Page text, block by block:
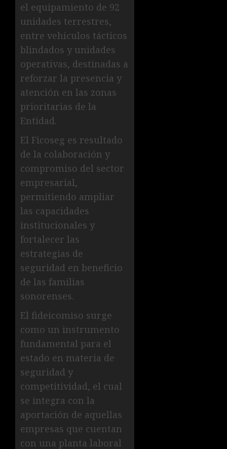
el equipamiento de 92
unidades terrestres,
entre vehículos tácticos
blindados y unidades
operativas, destinadas a
reforzar la presencia y
atención en las zonas
prioritarias de la
Entidad.
El Ficoseg es resultado
de la colaboración y
compromiso del sector
empresarial,
permitiendo ampliar
las capacidades
institucionales y
fortalecer las
estrategias de
seguridad en beneficio
de las familias
sonorenses.
El fideicomiso surge
como un instrumento
fundamental para el
estado en materia de
seguridad y
competitividad, el cual
se integra con la
aportación de aquellas
empresas que cuentan
con una planta laboral